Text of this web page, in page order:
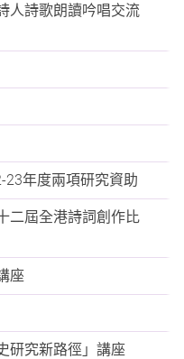
人詩歌朗讀吟唱交流
23年度兩項研究資助
二屆全港詩詞創作比
座
研究新路徑」講座